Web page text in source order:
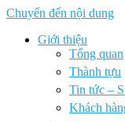
Chuyển đến nội dung
Giới thiệu
Tổng quan
Thành tựu
Tin tức –
Khách